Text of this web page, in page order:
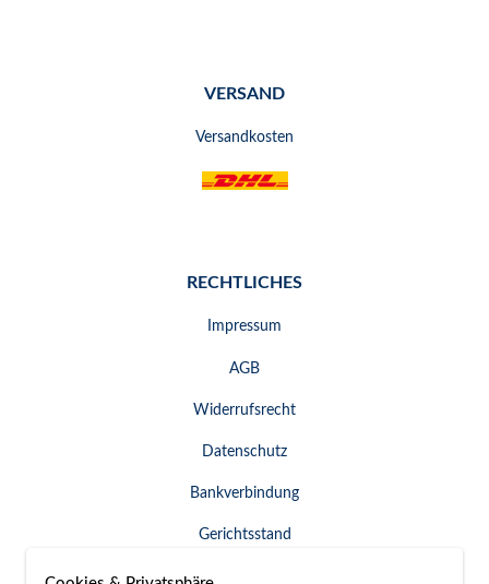
VERSAND
Versandkosten
RECHTLICHES
Impressum
AGB
Widerrufsrecht
Datenschutz
Bankverbindung
Gerichtsstand
Widerruf erklären